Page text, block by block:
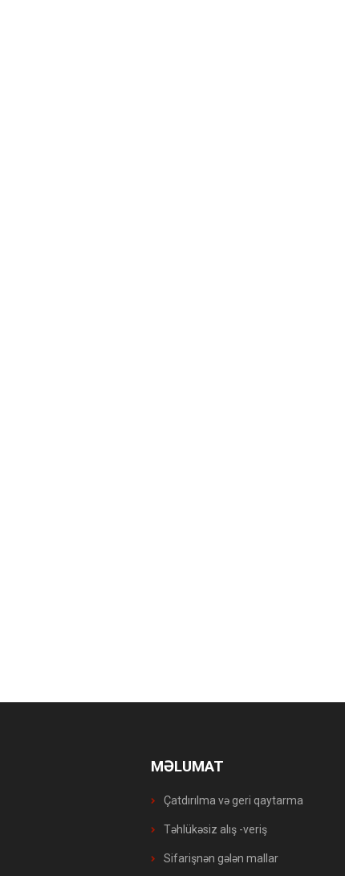
MƏLUMAT
Çatdırılma və geri qaytarma
Təhlükəsiz alış -veriş
Sifarişnən gələn mallar